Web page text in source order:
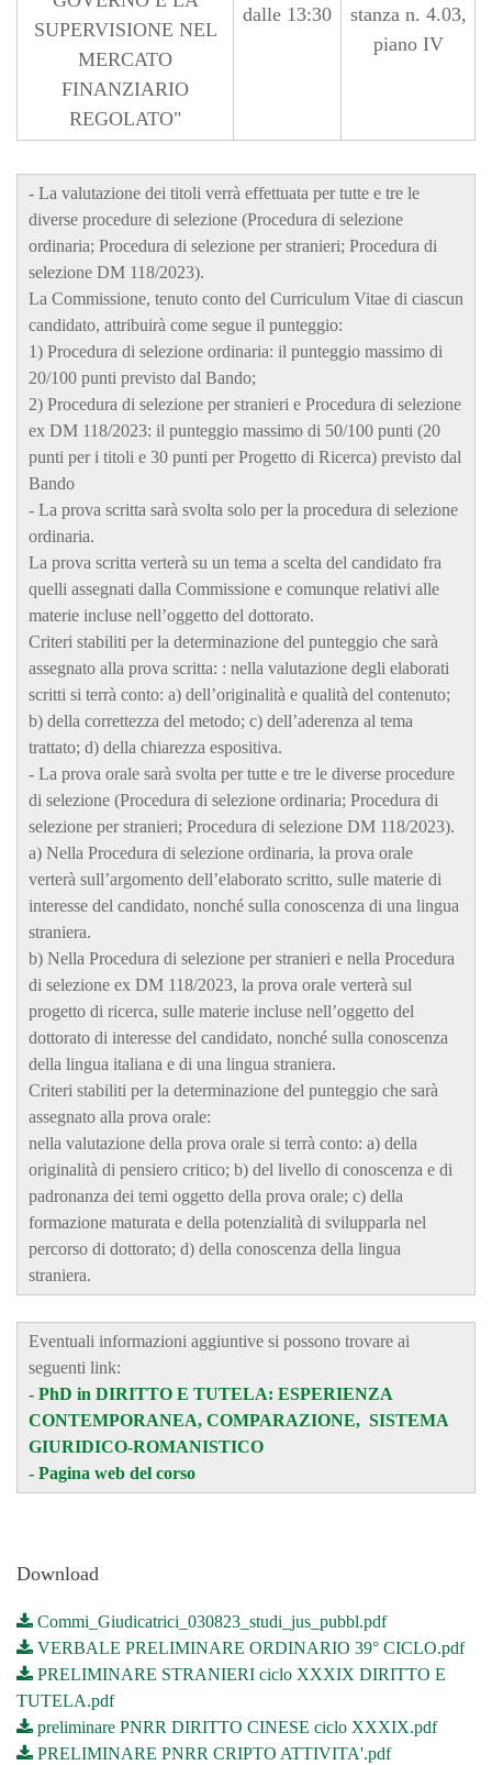
SUPERVISIONE NEL
MERCATO
FINANZIARIO
REGOLATO"
dalle 13:30
stanza n. 4.03,
piano IV
- La valutazione dei titoli verrà effettuata per tutte e tre le
diverse procedure di selezione (Procedura di selezione
ordinaria; Procedura di selezione per stranieri; Procedura di
selezione DM 118/2023).
La Commissione, tenuto conto del Curriculum Vitae di ciascun
candidato, attribuirà come segue il punteggio:
1) Procedura di selezione ordinaria: il punteggio massimo di
20/100 punti previsto dal Bando;
2) Procedura di selezione per stranieri e Procedura di selezione
ex DM 118/2023: il punteggio massimo di 50/100 punti (20
punti per i titoli e 30 punti per Progetto di Ricerca) previsto dal
Bando
- La prova scritta sarà svolta solo per la procedura di selezione
ordinaria.
La prova scritta verterà su un tema a scelta del candidato fra
quelli assegnati dalla Commissione e comunque relativi alle
materie incluse nell’oggetto del dottorato.
Criteri stabiliti per la determinazione del punteggio che sarà
assegnato alla prova scritta: : nella valutazione degli elaborati
scritti si terrà conto: a) dell’originalità e qualità del contenuto;
b) della correttezza del metodo; c) dell’aderenza al tema
trattato; d) della chiarezza espositiva.
- La prova orale sarà svolta per tutte e tre le diverse procedure
di selezione (Procedura di selezione ordinaria; Procedura di
selezione per stranieri; Procedura di selezione DM 118/2023).
a) Nella Procedura di selezione ordinaria, la prova orale
verterà sull’argomento dell’elaborato scritto, sulle materie di
interesse del candidato, nonché sulla conoscenza di una lingua
straniera.
b) Nella Procedura di selezione per stranieri e nella Procedura
di selezione ex DM 118/2023, la prova orale verterà sul
progetto di ricerca, sulle materie incluse nell’oggetto del
dottorato di interesse del candidato, nonché sulla conoscenza
della lingua italiana e di una lingua straniera.
Criteri stabiliti per la determinazione del punteggio che sarà
assegnato alla prova orale:
nella valutazione della prova orale si terrà conto: a) della
originalità di pensiero critico; b) del livello di conoscenza e di
padronanza dei temi oggetto della prova orale; c) della
formazione maturata e della potenzialità di svilupparla nel
percorso di dottorato; d) della conoscenza della lingua
straniera.
Eventuali informazioni aggiuntive si possono trovare ai
seguenti link:
- PhD in DIRITTO E TUTELA: ESPERIENZA
CONTEMPORANEA, COMPARAZIONE, SISTEMA
GIURIDICO-ROMANISTICO
- Pagina web del corso
Download
Commi_Giudicatrici_030823_studi_jus_pubbl.pdf
VERBALE PRELIMINARE ORDINARIO 39° CICLO.pdf
PRELIMINARE STRANIERI ciclo XXXIX DIRITTO E
TUTELA.pdf
preliminare PNRR DIRITTO CINESE ciclo XXXIX.pdf
PRELIMINARE PNRR CRIPTO ATTIVITA'.pdf